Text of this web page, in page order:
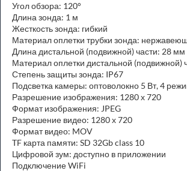
Угол обзора: 120°
Длина зонда: 1 м
Жесткость зонда: гибкий
Материал оплетки трубки зонда:
Длина дистальной (подвижной) части: 28 мм
Материал оплетки дистальной (подвижной)
Степень защиты зонда: IP67
Подсветка камеры: оптоволокно 5 Вт, 4
Разрешение изображения: 1280 х 720
Формат изображения: JPEG
Разрешение видео: 1280 х 720
Формат видео: MOV
TF карта памяти: SD 32Gb class 10
Цифровой зум: доступно в приложении
Подключение WiFi